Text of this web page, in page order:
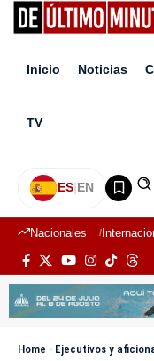
Inicio Noticias
TV
ES|EN
Nacionales
Home - Ejecutivos y aficionados